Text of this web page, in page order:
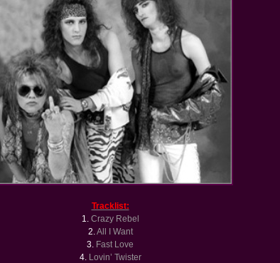
Tracklist:
1. Crazy Rebel
2. All I Want
3. Fast Love
4. Lovin’ Twister